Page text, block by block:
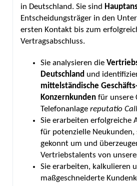
in Deutschland. Sie sind
Entscheidungsträger in den
ersten Kontakt bis zum
Vertragsabschluss.
Sie analysieren die
Deutschland und
mittelständische
Konzernkunden für unsere
Telefonanlage reputatio
Sie erarbeiten erfolgreiche
für potenzielle Neukunden,
gekonnt um und
Vertriebstalents von
Sie erarbeiten, kalkulieren
maßgeschneiderte